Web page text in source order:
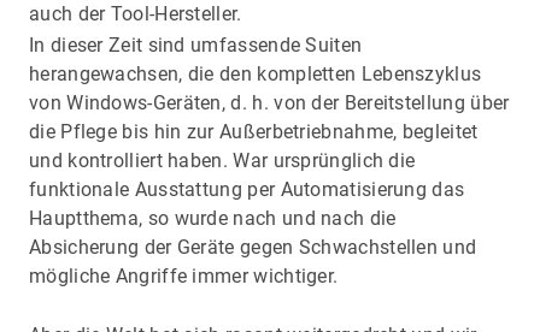
auch der Tool-Hersteller.
In dieser Zeit sind umfassende Suiten
herangewachsen, die den kompletten Lebenszyklus
von Windows-Geräten, d. h. von der Bereitstellung über
die Pflege bis hin zur Außerbetriebnahme, begleitet
und kontrolliert haben. War ursprünglich die
funktionale Ausstattung per Automatisierung das
Hauptthema, so wurde nach und nach die
Absicherung der Geräte gegen Schwachstellen und
mögliche Angriffe immer wichtiger.